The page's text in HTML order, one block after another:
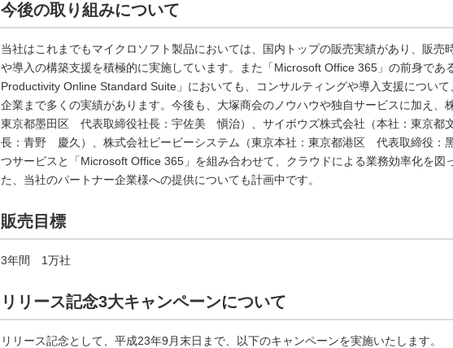
今後の取り組みについて
当社はこれまでもマイクロソフト製品においては、国内トップの販売実績があり、販売
や導入の構築支援を積極的に実施しています。また「Microsoft Office 365」の前身であ
Productivity Online Standard Suite」においても、コンサルティングや導入支援につい
企業まで多くの実績があります。今後も、大塚商会のノウハウや独自サービスに加え、
東京都墨田区 代表取締役社長：宇佐美 愼治）、サイボウズ株式会社（本社：東京都
長：青野 慶久）、株式会社ビービーシステム（東京本社：東京都港区 代表取締役：
つサービスと「Microsoft Office 365」を組み合わせて、クラウドによる業務効率化を図
た、当社のパートナー企業様への提供についても計画中です。
販売目標
3年間 1万社
リリース記念3大キャンペーンについて
リリース記念として、平成23年9月末日まで、以下のキャンペーンを実施いたします。